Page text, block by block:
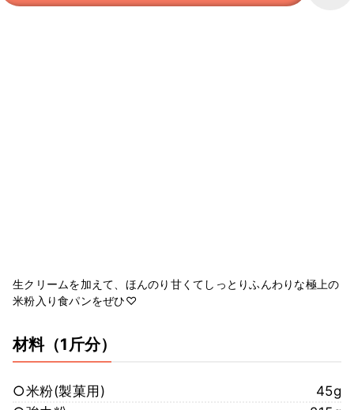
生クリームを加えて、ほんのり甘くてしっとりふんわりな極上の
米粉入り食パンをぜひ♡
材料（1斤分）
○米粉(製菓用)
45g